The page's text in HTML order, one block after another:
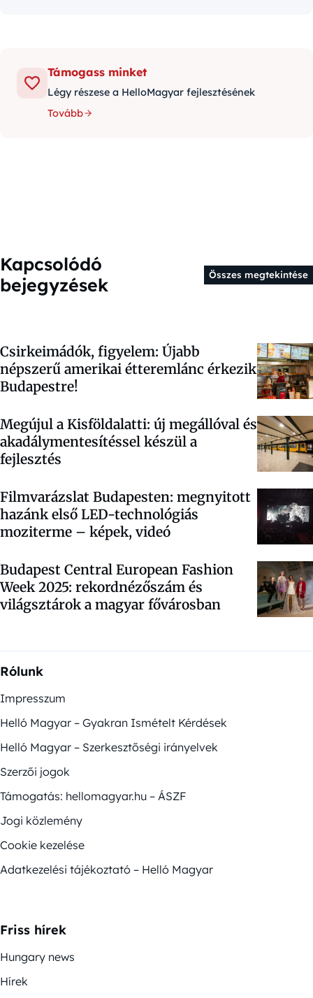
Támogass minket
Légy részese a HelloMagyar fejlesztésének
Tovább
Kapcsolódó
bejegyzések
Összes megtekintése
Csirkeimádók, figyelem: Újabb
népszerű amerikai étteremlánc érkezik
Budapestre!
Megújul a Kisföldalatti: új megállóval és
akadálymentesítéssel készül a
fejlesztés
Filmvarázslat Budapesten: megnyitott
hazánk első LED-technológiás
moziterme – képek, videó
Budapest Central European Fashion
Week 2025: rekordnézőszám és
világsztárok a magyar fővárosban
Rólunk
Impresszum
Helló Magyar – Gyakran Ismételt Kérdések
Helló Magyar – Szerkesztőségi irányelvek
Szerzői jogok
Támogatás: hellomagyar.hu – ÁSZF
Jogi közlemény
Cookie kezelése
Adatkezelési tájékoztató – Helló Magyar
Friss hírek
Hungary news
Hírek